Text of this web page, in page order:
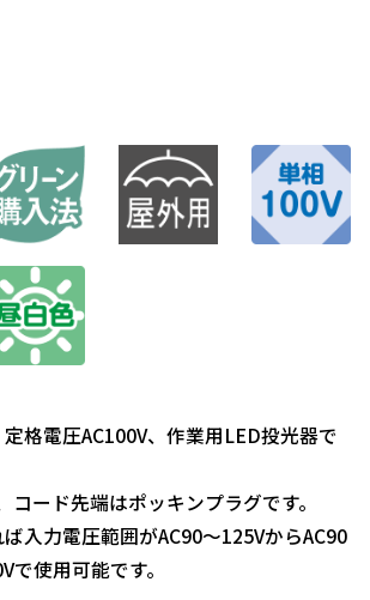
格電圧AC100V、作業用LED投光器で
コード先端はポッキンプラグです。
入力電圧範囲がAC90～125VからAC90
で使用可能です。